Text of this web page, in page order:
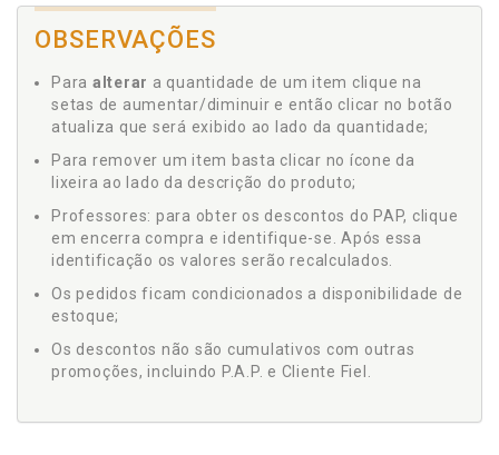
OBSERVAÇÕES
Para alterar a quantidade de um item clique na
setas de aumentar/diminuir e então clicar no botão
atualiza que será exibido ao lado da quantidade;
Para remover um item basta clicar no ícone da
lixeira ao lado da descrição do produto;
Professores: para obter os descontos do PAP, clique
em encerra compra e identifique-se. Após essa
identificação os valores serão recalculados.
Os pedidos ficam condicionados a disponibilidade de
estoque;
Os descontos não são cumulativos com outras
promoções, incluindo P.A.P. e Cliente Fiel.